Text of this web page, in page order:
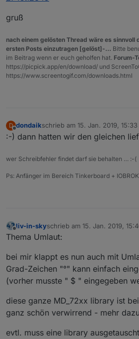
gruß
nach einem gelösten Thread wäre es
ersten Posts einzutragen [gelöst]-... Bitte
im Beitrag wenn er euch geholfen hat. Forum-
https://picpick.app/en/download/ und
https://www.screentogif.com/downloads.html
D
Offline
dondaikschrieb am 15. Jan. 2019, 15:33
zuletzt editiert von
:-) dann hatten wir den gleichen
wer Schreibfehler findet darf sie behalten … :-(
Ps: Anfänger im Bereich Tinkerboard +
liv-in-skyschrieb am 15. Jan. 2019,
zuletzt editiert von
Thema Umlaut:
bei mir klappt es nun auch mit
Grad-Zeichen "°" kann einfach
(vorher musste " $ " eingegeben
diese ganze MD_72xx library ist
ganz schön verwirrend - mehr
evtl. muss eine library